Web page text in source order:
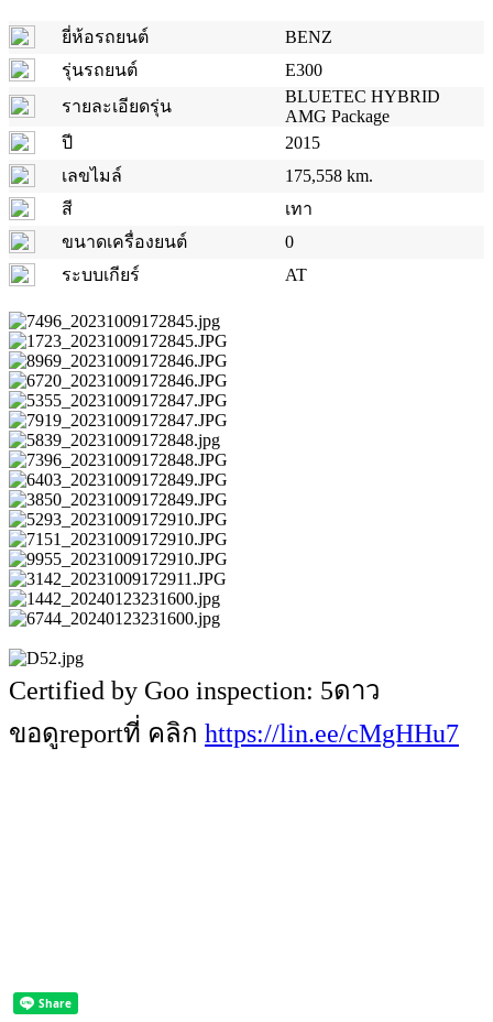
ยี่ห้อรถยนต์
BENZ
รุ่นรถยนต์
E300
รายละเอียดรุ่น
BLUETEC HYBRID
AMG Package
ปี
2015
เลขไมล์
175,558 km.
สี
เทา
ขนาดเครื่องยนต์
0
ระบบเกียร์
AT
Certified by Goo inspection: 5ดาว
ขอดูreportที่ คลิก https://lin.ee/cMgHHu7